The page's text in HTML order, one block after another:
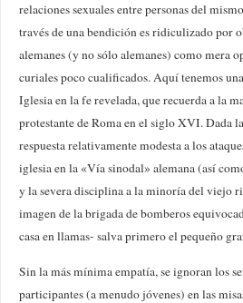
relaciones sexuales entre personas del
través de una bendición es ridiculizado por
alemanes (y no sólo alemanes) como mera
curiales poco cualificados. Aquí tenemos
Iglesia en la fe revelada, que recuerda a la
protestante de Roma en el siglo XVI. Dada
respuesta relativamente modesta a los
iglesia en la «Vía sinodal» alemana (así
y la severa disciplina a la minoría del viejo
imagen de la brigada de bomberos
casa en llamas- salva primero el pequeño
Sin la más mínima empatía, se ignoran los
participantes (a menudo jóvenes) en las